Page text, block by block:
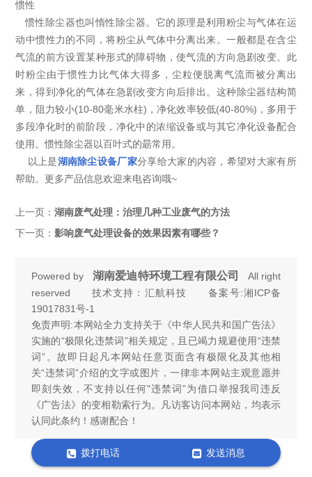
惯性
惯性除尘器也叫惰性除尘器。它的原理是利用粉尘与气体在运
动中惯性力的不同，将粉尘从气体中分离出来。一般都是在含尘
气流的前方设置某种形式的障碍物，使气流的方向急剧改变。此
时粉尘由于惯性力比气体大得多，尘粒便脱离气流而被分离出
来，得到净化的气体在急剧改变方向后排出。这种除尘器结构简
单，阻力较小(10-80毫米水柱)，净化效率较低(40-80%)，多用于
多段净化时的前阶段，净化中的浓缩设备或与其它净化设备配合
使用。惯性除尘器以百叶式的朂常用。
以上是湖南除尘设备厂家分享给大家的内容，希望对大家有所
帮助。更多产品信息欢迎来电咨询哦~
上一页：湖南废气处理：治理几种工业废气的方法
下一页：影响废气处理设备的效果因素有哪些？
Powered by 湖南爱迪特环境工程有限公司
All right
reserved 技术支持：汇航科技 备案号:湘ICP备
19017831号-1
免责声明:本网站全力支持关于《中华人民共和国广告法》
实施的“极限化违禁词”相关规定，且已竭力规避使用“违禁
词”。故即日起凡本网站任意页面含有极限化及其他相
关“违禁词”介绍的文字或图片，一律非本网站主观意愿并
即刻失效，不支持以任何"违禁词”为借口举报我司违反
《广告法》的变相勒索行为。凡访客访问本网站，均表示
认同此条约！感谢配合！
拨打电话 发送消息